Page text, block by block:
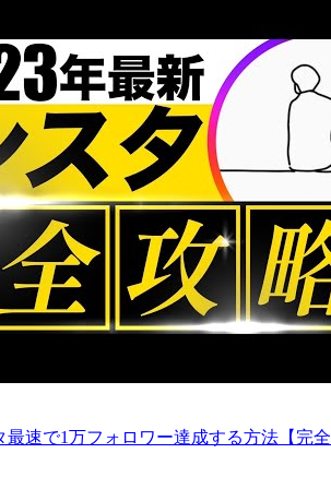
最速で1万フォロワー達成する方法【完